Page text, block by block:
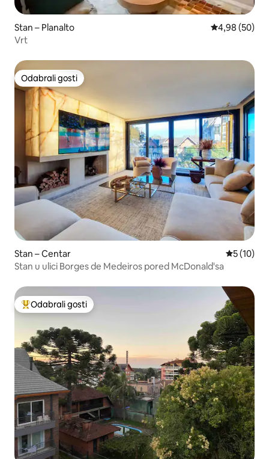
Stan – Planalto Prosječna
4,98 (50)
Vrt
Odabrali gosti
Odabrali gosti
Stan – Centar Prosječna
5 (10)
Stan u ulici Borges de Medeiros pored McDonald'sa
Među najviše rangiranima s oznakom „Odabrali gosti”
Odabrali gosti